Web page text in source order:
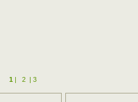
1| 2 | 3